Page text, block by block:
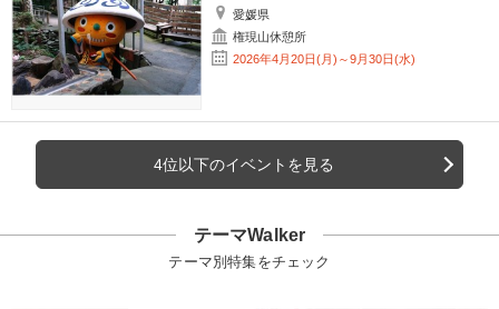
愛媛県
権現山休憩所
2026年4月20日(月)～9月30日(水)
4位以下のイベントを見る
テーマWalker
テーマ別特集をチェック